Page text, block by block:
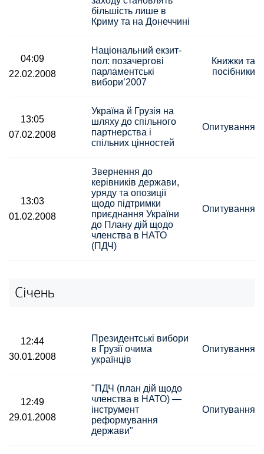
більшість лише в
Криму та на Донеччині
04:09
22.02.2008
Національний екзит-
пол: позачергові
парламентські
вибори’2007
Книжки та
посібники
13:05
07.02.2008
Україна й Грузія на
шляху до спільного
партнерства і
спільних цінностей
Опитування
13:03
01.02.2008
Звернення до
керівників держави,
уряду та опозиції
щодо підтримки
приєднання України
до Плану дій щодо
членства в НАТО
(ПДЧ)
Опитування
Січень
12:44
30.01.2008
Президентські вибори
в Грузії очима
українців
Опитування
12:49
29.01.2008
"ПДЧ (план дій щодо
членства в НАТО) —
інструмент
реформування
держави"
Опитування